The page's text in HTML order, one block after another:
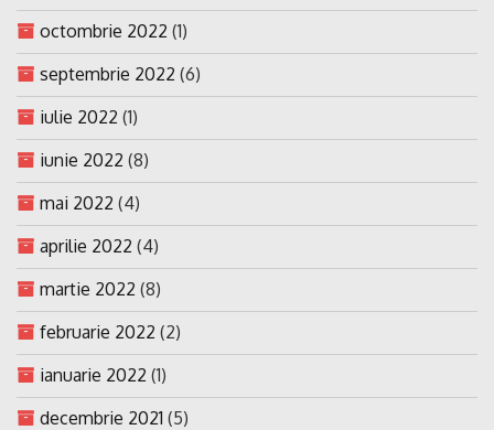
octombrie 2022 (1)
septembrie 2022 (6)
iulie 2022 (1)
iunie 2022 (8)
mai 2022 (4)
aprilie 2022 (4)
martie 2022 (8)
februarie 2022 (2)
ianuarie 2022 (1)
decembrie 2021 (5)